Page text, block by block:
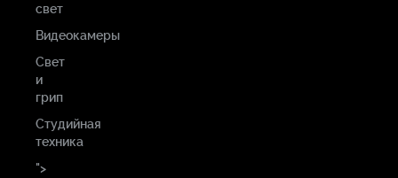
свет
Видеокамеры
Свет
и
грип
Студийная
техника
">